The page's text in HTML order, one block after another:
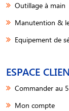
Outillage à main
Manutention &
Equipement de
ESPACE
Commander au
Mon compte